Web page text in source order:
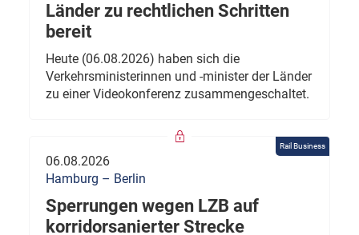
Länder zu rechtlichen Schritten
bereit
Heute (06.08.2026) haben sich die
Verkehrsministerinnen und -minister der Länder
zu einer Videokonferenz zusammengeschaltet.
Rail Business
06.08.2026
Hamburg – Berlin
Sperrungen wegen LZB auf
korridorsanierter Strecke